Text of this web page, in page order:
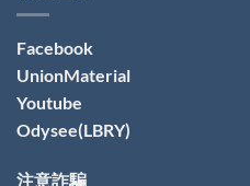
Facebook
UnionMaterial
Youtube
Odysee(LBRY)
注意詐騙